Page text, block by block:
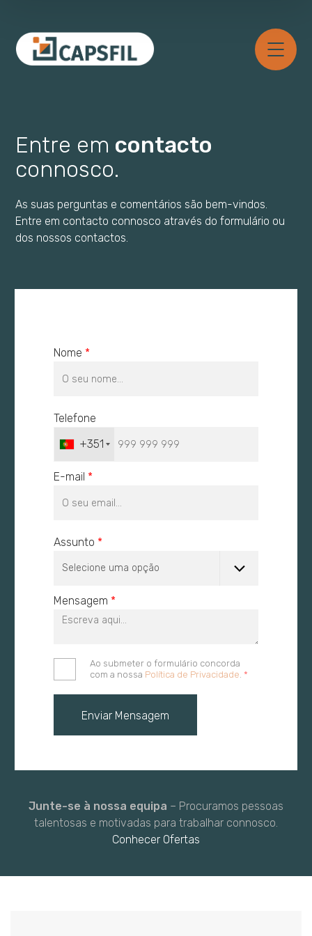
Entre em contacto
connosco.
As suas perguntas e comentários são bem-vindos.
Entre em contacto connosco através do formulário ou
dos nossos contactos.
Nome *
Telefone
+351
E-mail *
Assunto *
Mensagem *
Ao submeter o formulário concorda
com a nossa Política de Privacidade. *
Junte-se à nossa equipa – Procuramos pessoas
talentosas e motivadas para trabalhar connosco.
Conhecer Ofertas